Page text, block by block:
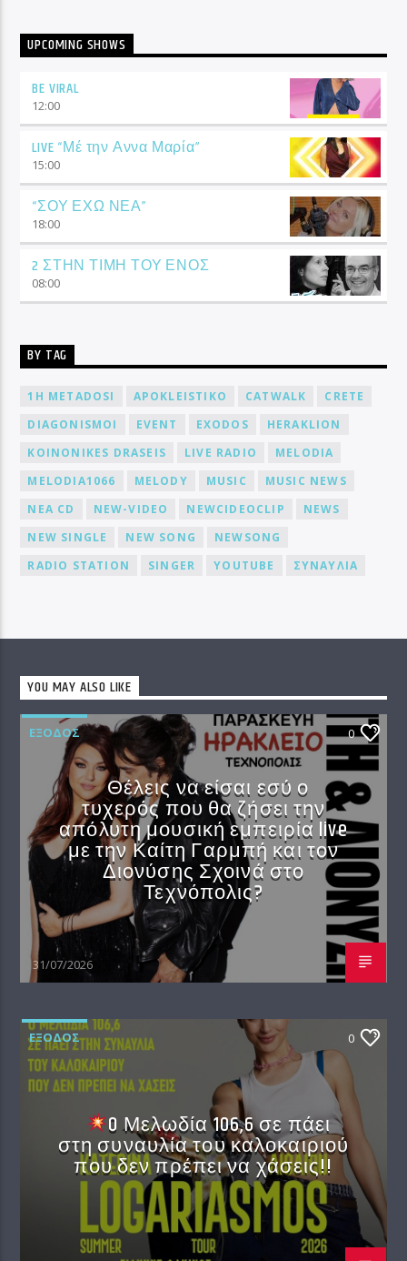
UPCOMING SHOWS
BE VIRAL
12:00
LIVE “Μέ την Αννα Μαρία”
15:00
“ΣΟΥ ΕΧΩ ΝΕΑ”
18:00
2 ΣΤΗΝ ΤΙΜΗ ΤΟΥ ΕΝΟΣ
08:00
BY TAG
1H METADOSI APOKLEISTIKO CATWALK
CRETE
DIAGONISMOI
EVENT EXODOS
HERAKLION
KOINONIKES DRASEIS
LIVE RADIO
MELODIA
MELODIA1066
MELODY MUSIC
MUSIC NEWS
NEA CD
NEW-VIDEO NEWCIDEOCLIP
NEWS
NEW SINGLE
NEW SONG
NEWSONG
RADIO STATION
SINGER YOUTUBE ΣΥΝΑΥΛΙΑ
YOU MAY ALSO LIKE
EΞΟΔΟΣ 0
Θέλεις να είσαι εσύ ο
τυχερός που θα ζήσει την
απόλυτη μουσική εμπειρία live
με την Καίτη Γαρμπή και τον
Διονύσης Σχοινά στο
Τεχνόπολις?
31/07/2026
EΞΟΔΟΣ 0
O Μελωδία 106,6 σε πάει
στη συναυλία του καλοκαιριού
που δεν πρέπει να χάσεις!!